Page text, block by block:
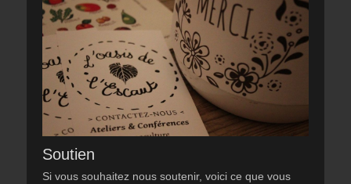
Soutien
Si vous souhaitez nous soutenir, voici ce que vous